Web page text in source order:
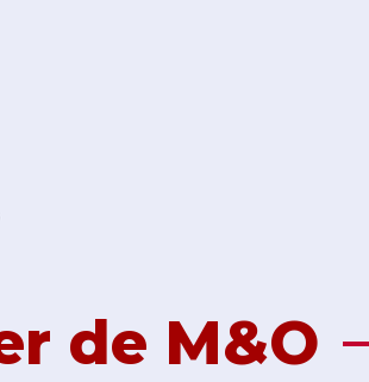
de M&O